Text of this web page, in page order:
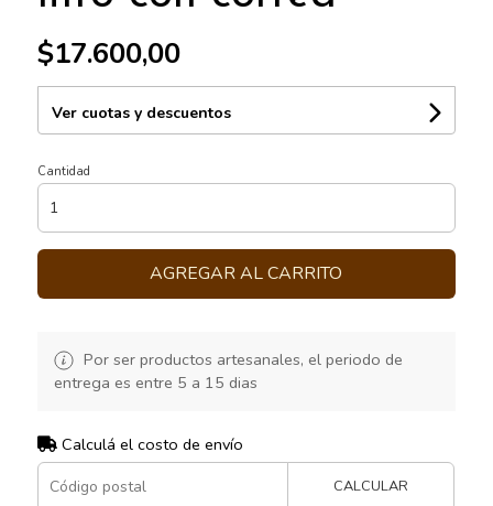
$17.600,00
Ver cuotas y descuentos
Cantidad
AGREGAR AL CARRITO
Por ser productos artesanales, el periodo de
entrega es entre 5 a 15 dias
Calculá el costo de envío
CALCULAR